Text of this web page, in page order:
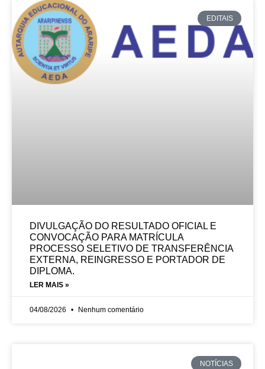
EDITAIS
DIVULGAÇÃO DO RESULTADO OFICIAL E
CONVOCAÇÃO PARA MATRÍCULA
PROCESSO SELETIVO DE TRANSFERÊNCIA
EXTERNA, REINGRESSO E PORTADOR DE
DIPLOMA.
LER MAIS »
04/08/2026 Nenhum comentário
NOTÍCIAS